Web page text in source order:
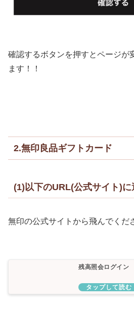
確認するボタンを押すとページが
ます！！
2.無印良品ギフトカード
(1)以下のURL(公式サイト)に
無印の公式サイトから飛んでくだ
残高照会ログイン